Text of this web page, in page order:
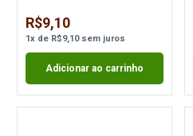
R$9,10
1x de R$9,10sem juros
Adicionar ao carrinho